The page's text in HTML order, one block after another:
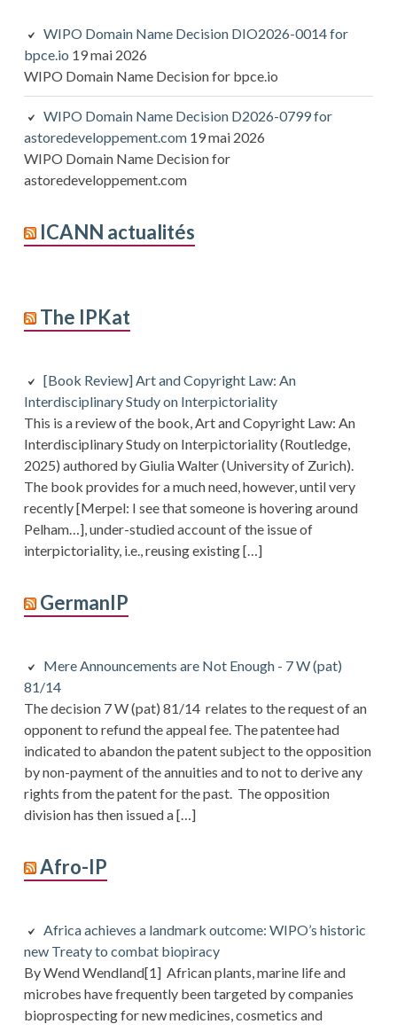
WIPO Domain Name Decision DIO2026-0014 for
bpce.io 19 mai 2026
WIPO Domain Name Decision for bpce.io
WIPO Domain Name Decision D2026-0799 for
astoredeveloppement.com 19 mai 2026
WIPO Domain Name Decision for
astoredeveloppement.com
ICANN actualités
The IPKat
[Book Review] Art and Copyright Law: An
Interdisciplinary Study on Interpictoriality
This is a review of the book, Art and Copyright Law: An
Interdisciplinary Study on Interpictoriality (Routledge,
2025) authored by Giulia Walter (University of Zurich).
The book provides for a much need, however, until very
recently [Merpel: I see that someone is hovering around
Pelham…], under-studied account of the issue of
interpictoriality, i.e., reusing existing […]
GermanIP
Mere Announcements are Not Enough - 7 W (pat)
81/14
The decision 7 W (pat) 81/14 relates to the request of an
opponent to refund the appeal fee. The patentee had
indicated to abandon the patent subject to the opposition
by non-payment of the annuities and to not to derive any
rights from the patent for the past. The opposition
division has then issued a […]
Afro-IP
Africa achieves a landmark outcome: WIPO’s historic
new Treaty to combat biopiracy
By Wend Wendland[1] African plants, marine life and
microbes have frequently been targeted by companies
bioprospecting for new medicines, cosmetics and